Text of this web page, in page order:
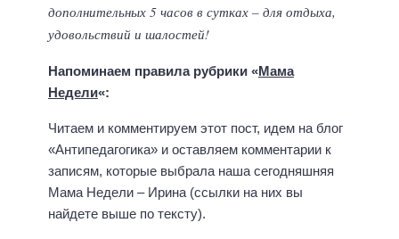
дополнительных 5 часов в сутках – для отдыха,
удовольствий и шалостей!
Напоминаем правила рубрики «Мама
Недели«:
Читаем и комментируем этот пост, идем на блог
«Антипедагогика» и оставляем комментарии к
записям, которые выбрала наша сегодняшняя
Мама Недели – Ирина (ссылки на них вы
найдете выше по тексту).